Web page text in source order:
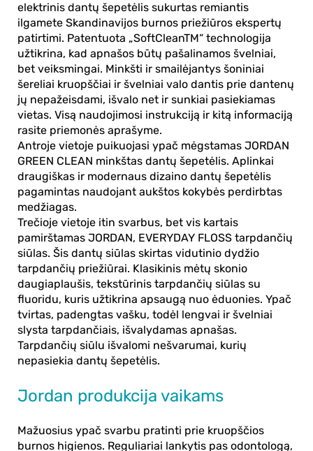
elektrinis dantų šepetėlis sukurtas remiantis
ilgamete Skandinavijos burnos priežiūros ekspertų
patirtimi. Patentuota „SoftCleanTM“ technologija
užtikrina, kad apnašos būtų pašalinamos švelniai,
bet veiksmingai. Minkšti ir smailėjantys šoniniai
šereliai kruopščiai ir švelniai valo dantis prie dantenų
jų nepažeisdami, išvalo net ir sunkiai pasiekiamas
vietas. Visą naudojimosi instrukciją ir kitą informaciją
rasite priemonės aprašyme.
Antroje vietoje puikuojasi ypač mėgstamas JORDAN
GREEN CLEAN minkštas dantų šepetėlis. Aplinkai
draugiškas ir modernaus dizaino dantų šepetėlis
pagamintas naudojant aukštos kokybės perdirbtas
medžiagas.
Trečioje vietoje itin svarbus, bet vis kartais
pamirštamas JORDAN, EVERYDAY FLOSS tarpdančių
siūlas. Šis dantų siūlas skirtas vidutinio dydžio
tarpdančių priežiūrai. Klasikinis mėtų skonio
daugiaplaušis, tekstūrinis tarpdančių siūlas su
fluoridu, kuris užtikrina apsaugą nuo ėduonies. Ypač
tvirtas, padengtas vašku, todėl lengvai ir švelniai
slysta tarpdančiais, išvalydamas apnašas.
Tarpdančių siūlu išvalomi nešvarumai, kurių
nepasiekia dantų šepetėlis.
Jordan produkcija vaikams
Mažuosius ypač svarbu pratinti prie kruopščios
burnos higienos. Reguliariai lankytis pas odontologą,